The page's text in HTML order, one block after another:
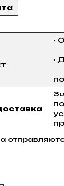
•
•